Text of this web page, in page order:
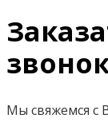
Мы свяжемся с